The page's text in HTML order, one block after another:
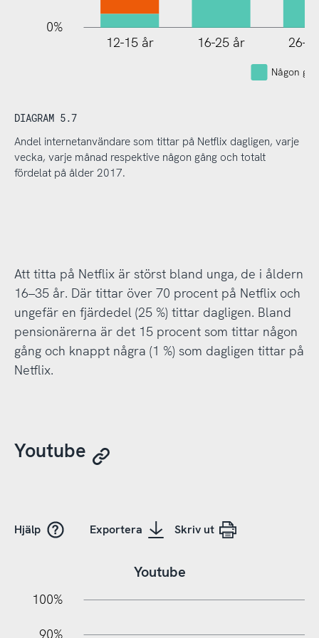
0%
12-15 år 16-25 år 26-
Någon
DIAGRAM 5.7
Andel internetanvändare som tittar på Netflix dagligen, varje
vecka, varje månad respektive någon gång och totalt
fördelat på ålder 2017.
Att titta på Netflix är störst bland unga, de i åldern
16–35 år. Där tittar över 70 procent på Netflix och
ungefär en fjärdedel (25 %) tittar dagligen. Bland
pensionärerna är det 15 procent som tittar någon
gång och knappt några (1 %) som dagligen tittar på
Netflix.
Youtube
Hjälp Exportera Skriv ut
Youtube
100%
90%